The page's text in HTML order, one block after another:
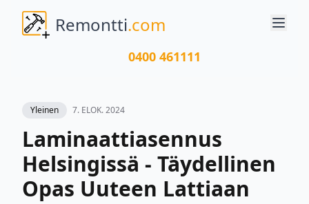
Remontti.com
0400 461111
Yleinen 7. ELOK. 2024
Laminaattiasennus
Helsingissä - Täydellinen
Opas Uuteen Lattiaan